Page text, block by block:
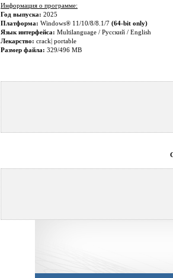
Информация о программе:
Год выпуска: 2025
Платформа: Windows® 11/10/8/8.1/7 (64-bit only)
Язык интерфейса: Multilanguage / Русский / English
Лекарство: crack| portable
Размер файла: 329/496 MB